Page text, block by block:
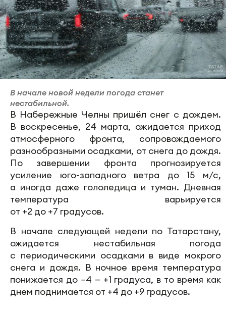
В начале новой недели погода станет
нестабильной.
В Набережные Челны пришёл снег с дождем.
В воскресенье, 24 марта, ожидается приход
атмосферного фронта, сопровождаемого
разнообразными осадками, от снега до дождя.
По завершении фронта прогнозируется
усиление юго-западного ветра до 15 м/с,
а иногда даже гололедица и туман. Дневная
температура варьируется
от +2 до +7 градусов.
В начале следующей недели по Татарстану,
ожидается нестабильная погода
с периодическими осадками в виде мокрого
снега и дождя. В ночное время температура
понижается до −4 — +1 градуса, в то время как
днем поднимается от +4 до +9 градусов.